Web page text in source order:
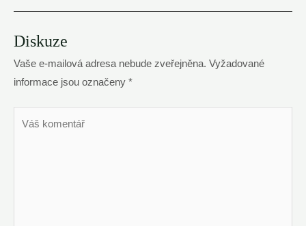
Diskuze
Vaše e-mailová adresa nebude zveřejněna. Vyžadované
informace jsou označeny *